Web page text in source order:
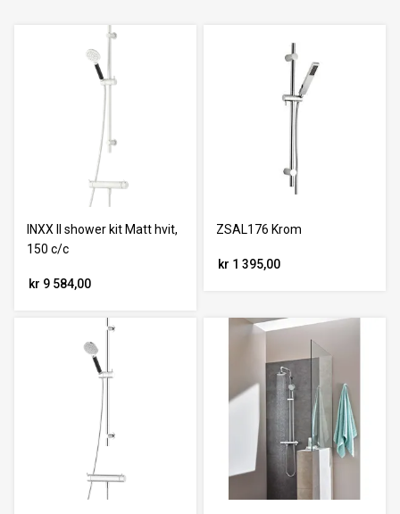
INXX II shower kit Matt hvit,
150 c/c
kr 9 584,00
ZSAL176 Krom
kr 1 395,00